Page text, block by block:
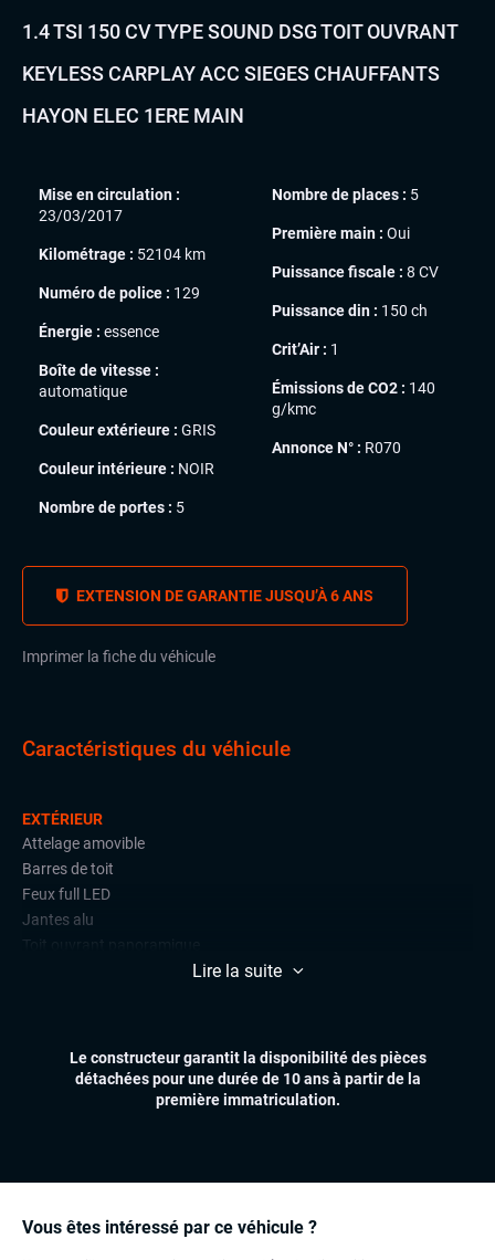
1.4 TSI 150 CV TYPE SOUND DSG TOIT OUVRANT
KEYLESS CARPLAY ACC SIEGES CHAUFFANTS
HAYON ELEC 1ERE MAIN
Mise en circulation :
23/03/2017
Kilométrage : 52104 km
Numéro de police : 129
Énergie : essence
Boîte de vitesse :
automatique
Couleur extérieure : GRIS
Couleur intérieure : NOIR
Nombre de portes : 5
Nombre de places : 5
Première main : Oui
Puissance fiscale : 8 CV
Puissance din : 150 ch
Crit’Air : 1
Émissions de CO2 : 140
g/kmc
Annonce N° : R070
EXTENSION DE GARANTIE JUSQU’À 6 ANS
Imprimer la fiche du véhicule
Vous êtes intéressé par ce véhicule ?
Caractéristiques du véhicule
EXTÉRIEUR
Attelage amovible
Barres de toit
Feux full LED
Jantes alu
Écran tactile
Accoudoir central
Lire la suite
Le constructeur garantit la disponibilité des pièces
détachées pour une durée de 10 ans à partir de la
première immatriculation.